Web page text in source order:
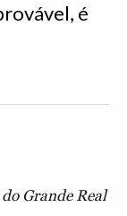
é
Grande Real